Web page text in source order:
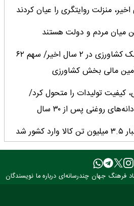
منزلت روایتگری را عیان کردند
میان مردم و دولت هستند
رشد ۳ برابری منابع بانک کشاورزی در ۲ سال اخیر/ سهم ۶۲
مالی بخش کشاورزی
کیفیت تولیدات را متحول کرد/
روغنی پس از ۳۰ سال
شد
میانگین عملکرد غلات ایران ۲.۷ تن در هکتار؛ فاصله معنادار با
فرهنگ جهان چندرسانه‌ای درباره ما نویسندگان